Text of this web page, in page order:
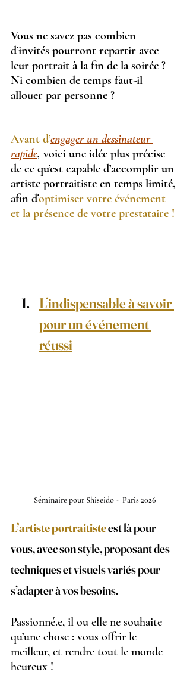
Vous ne savez pas combien
d’invités pourront repartir avec
leur portrait à la fin de la soirée ?
Ni combien de temps faut-il
allouer par personne ?
Avant d’engager un dessinateur
rapide, voici une idée plus précise
de ce qu’est capable d’accomplir un
artiste portraitiste en temps limité,
afin d’optimiser votre événement
et la présence de votre prestataire !
L’indispensable à savoir
pour un événement
réussi
Séminaire pour Shiseido -  Paris 2026
L’artiste portraitiste est là pour
vous, avec son style, proposant des
techniques et visuels variés pour
s’adapter à vos besoins.
Passionné.e, il ou elle ne souhaite
qu’une chose : vous offrir le
meilleur, et rendre tout le monde
heureux !